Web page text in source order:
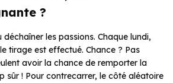
?
les passions. Chaque lundi,
tirage est effectué. Chance ? Pas
avoir la chance de remporter la
sûr ! Pour contrecarrer, le côté aléatoire